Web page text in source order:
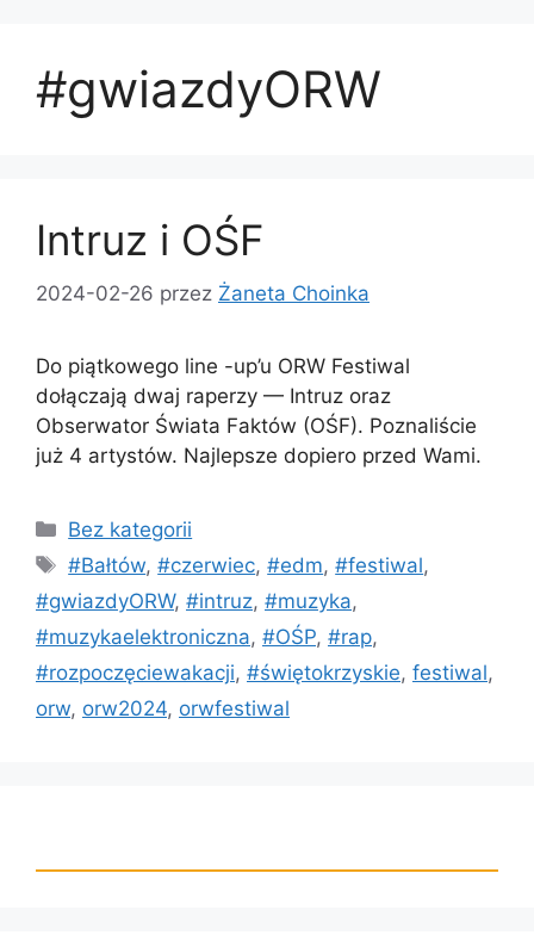
#gwiazdyORW
Intruz i OŚF
2024-02-26 przez Żaneta Choinka
Do piątkowego line -up’u ORW Festiwal
dołączają dwaj raperzy — Intruz oraz
Obserwator Świata Faktów (OŚF). Poznaliście
już 4 artystów. Najlepsze dopiero przed Wami.
Bez kategorii
#Bałtów,#czerwiec,#edm,#festiwal,
#gwiazdyORW, #intruz, #muzyka,
#muzykaelektroniczna, #OŚP, #rap,
#rozpoczęciewakacji, #świętokrzyskie, festiwal,
orw, orw2024, orwfestiwal